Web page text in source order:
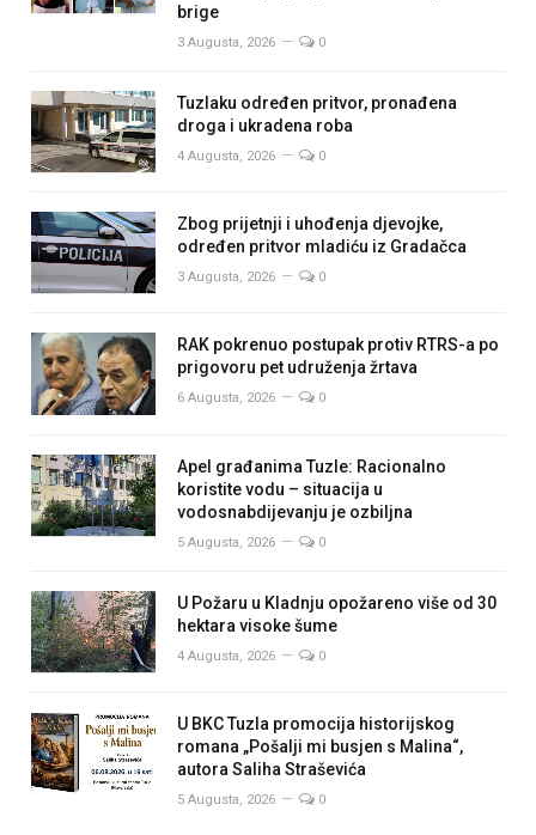
brige
3 Augusta, 2026 0
Tuzlaku određen pritvor, pronađena
droga i ukradena roba
4 Augusta, 2026 0
Zbog prijetnji i uhođenja djevojke,
određen pritvor mladiću iz Gradačca
3 Augusta, 2026 0
RAK pokrenuo postupak protiv RTRS-a po
prigovoru pet udruženja žrtava
6 Augusta, 2026 0
Apel građanima Tuzle: Racionalno
koristite vodu – situacija u
vodosnabdijevanju je ozbiljna
5 Augusta, 2026 0
U Požaru u Kladnju opožareno više od 30
hektara visoke šume
4 Augusta, 2026 0
U BKC Tuzla promocija historijskog
romana „Pošalji mi busjen s Malina“,
autora Saliha Straševića
5 Augusta, 2026 0